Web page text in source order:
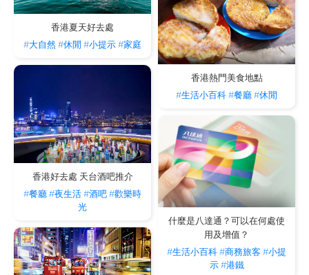
香港熱門美食地點
#生活小百科#餐廳#休閒
香港夏天好去處
#大自然#休閒 #小提示#家庭
香港好去處 天台酒吧推介
#餐廳#夜生活#酒吧#歡樂時
光
什麼是八達通？可以在何處使
用及增值？
#生活小百科#商務旅客 #小提
示 #港鐵